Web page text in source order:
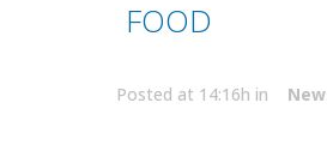
FOOD
Posted at 14:16h in